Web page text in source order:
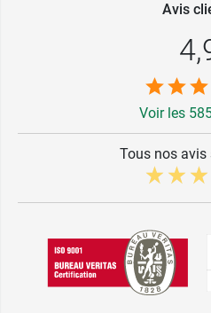
Avis
Voir les
Tous nos avis